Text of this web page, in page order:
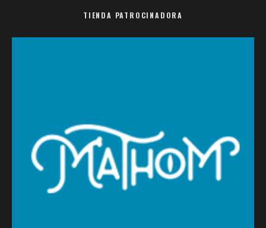
TIENDA PATROCINADORA